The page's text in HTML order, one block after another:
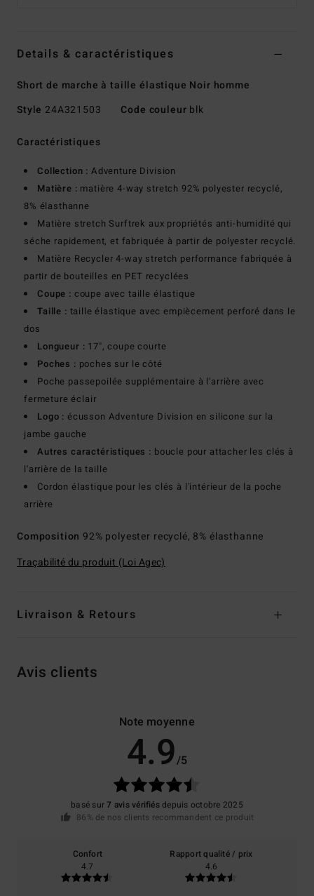
Details & caractéristiques
Short de marche à taille élastique Noir homme
Style 24A321503 Code couleur blk
Caractéristiques
Collection : Adventure Division
Matière : matière 4-way stretch 92% polyester recyclé,
8% élasthanne
Matière stretch Surftrek aux propriétés anti-humidité qui
séche rapidement, et fabriquée à partir de polyester recyclé.
Matière Recycler 4-way stretch performance fabriquée à
partir de bouteilles en PET recyclées
Coupe : coupe avec taille élastique
Taille : taille élastique avec empiècement perforé dans le
dos
Longueur : 17", coupe courte
Poches : poches sur le côté
Poche passepoilée supplémentaire à l'arrière avec
fermeture éclair
Logo : écusson Adventure Division en silicone sur la
jambe gauche
Autres caractéristiques : boucle pour attacher les clés à
l'arrière de la taille
Cordon élastique pour les clés à l'intérieur de la poche
arrière
Composition 92% polyester recyclé, 8% élasthanne
Traçabilité du produit (Loi Agec)
Livraison & Retours
Avis clients
Note moyenne
4.9/5
basé sur7 avis vérifiésdepuis octobre 2025
86% de nos clients recommandent ce produit
Confort
4.7
Rapport qualité / prix
4.6